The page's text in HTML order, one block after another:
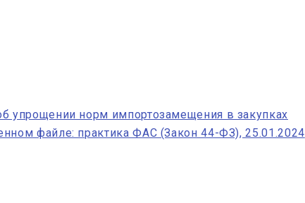
упрощении норм импортозамещения в закупках
файле: практика ФАС (Закон 44-ФЗ), 25.01.2024